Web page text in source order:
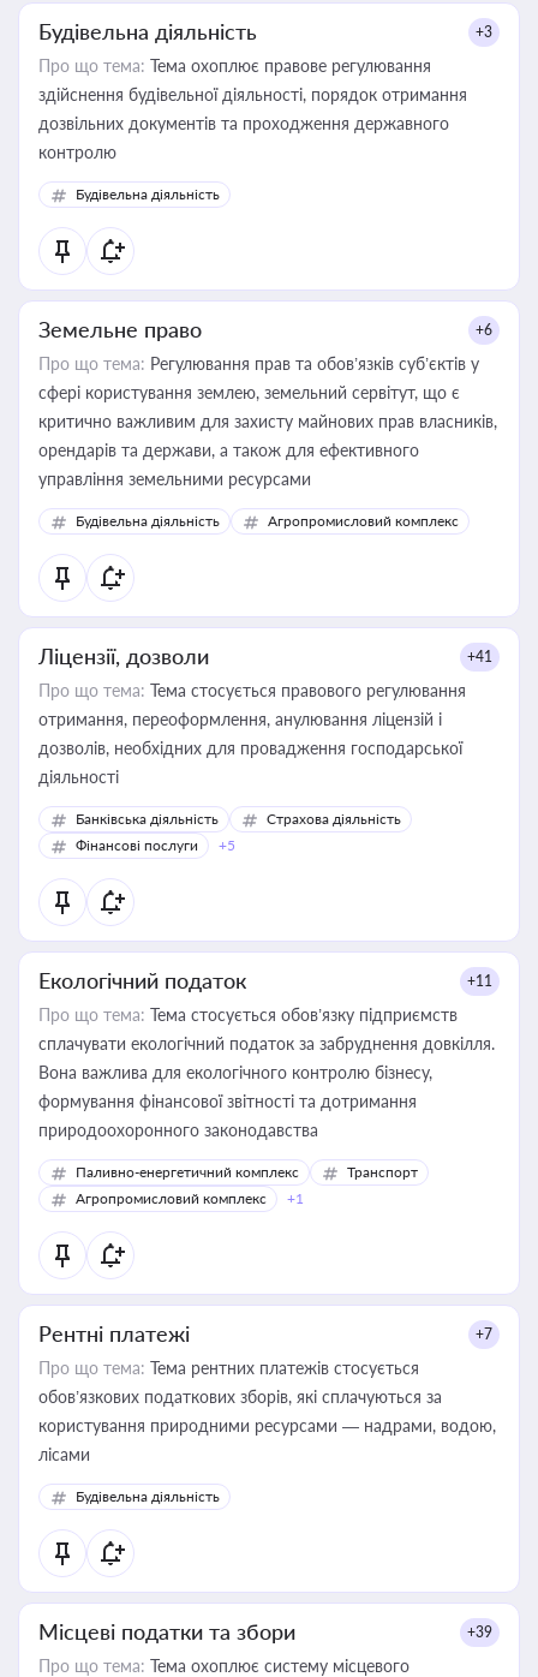
Будівельна діяльність +3
Про що тема: Тема охоплює правове регулювання
здійснення будівельної діяльності, порядок отримання
дозвільних документів та проходження державного
контролю
Будівельна діяльність
Земельне право +6
Про що тема: Регулювання прав та обов’язків суб’єктів у
сфері користування землею, земельний сервітут, що є
критично важливим для захисту майнових прав власників,
орендарів та держави, а також для ефективного
управління земельними ресурсами
Будівельна діяльність Агропромисловий комплекс
Ліцензії, дозволи +41
Про що тема: Тема стосується правового регулювання
отримання, переоформлення, анулювання ліцензій і
дозволів, необхідних для провадження господарської
діяльності
Банківська діяльність
Страхова діяльність
Фінансові послуги
+5
Екологічний податок +11
Про що тема: Тема стосується обов’язку підприємств
сплачувати екологічний податок за забруднення довкілля.
Вона важлива для екологічного контролю бізнесу,
формування фінансової звітності та дотримання
природоохоронного законодавства
Паливно-енергетичний комплекс
Транспорт
Агропромисловий комплекс
+1
Рентні платежі +7
Про що тема: Тема рентних платежів стосується
обов’язкових податкових зборів, які сплачуються за
користування природними ресурсами — надрами, водою,
лісами
Будівельна діяльність
Місцеві податки та збори +39
Про що тема: Тема охоплює систему місцевого